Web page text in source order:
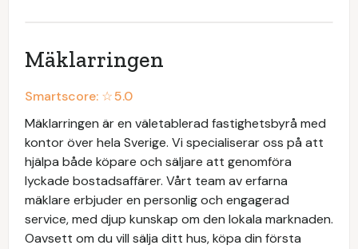
Mäklarringen
Smartscore: ☆5.0
Mäklarringen är en väletablerad fastighetsbyrå med
kontor över hela Sverige. Vi specialiserar oss på att
hjälpa både köpare och säljare att genomföra
lyckade bostadsaffärer. Vårt team av erfarna
mäklare erbjuder en personlig och engagerad
service, med djup kunskap om den lokala marknaden.
Oavsett om du vill sälja ditt hus, köpa din första